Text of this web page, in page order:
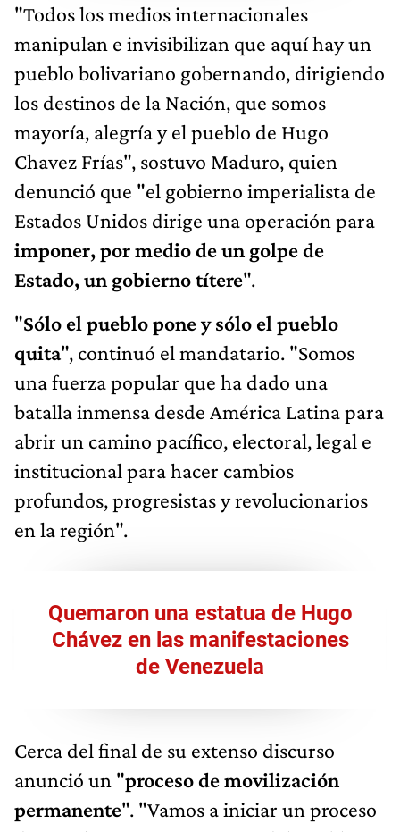
"Todos los medios internacionales
manipulan e invisibilizan que aquí hay un
pueblo bolivariano gobernando, dirigiendo
los destinos de la Nación, que somos
mayoría, alegría y el pueblo de Hugo
Chavez Frías", sostuvo Maduro, quien
denunció que "el gobierno imperialista de
Estados Unidos dirige una operación para
imponer, por medio de un golpe de
Estado, un gobierno títere".
"Sólo el pueblo pone y sólo el pueblo
quita", continuó el mandatario. "Somos
una fuerza popular que ha dado una
batalla inmensa desde América Latina para
abrir un camino pacífico, electoral, legal e
institucional para hacer cambios
profundos, progresistas y revolucionarios
en la región".
Quemaron una estatua de Hugo
Chávez en las manifestaciones
de Venezuela
Cerca del final de su extenso discurso
anunció un "proceso de movilización
permanente". "Vamos a iniciar un proceso